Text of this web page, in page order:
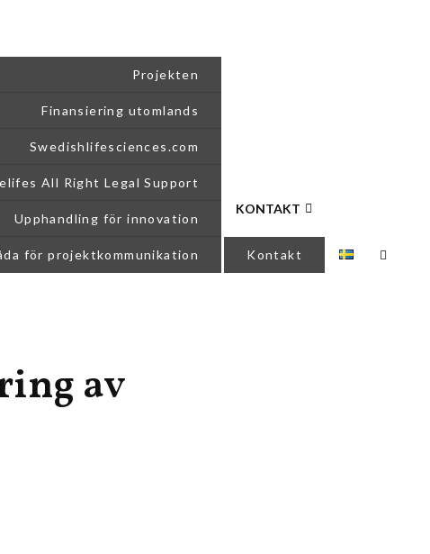
Projekten
Finansiering utomlands
Swedishlifesciences.com
All Right Legal Support
Upphandling för innovation
för projektkommunikation
KONTAKT
Kontakt
av